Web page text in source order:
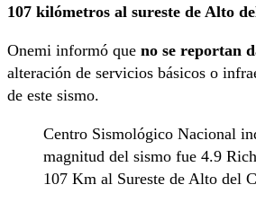
107 kilómetros al sureste de Alto
Onemi informó que no se reportan
alteración de servicios básicos o
de este sismo.
Centro Sismológico Nacional
magnitud del sismo fue 4.9
107 Km al Sureste de Alto del